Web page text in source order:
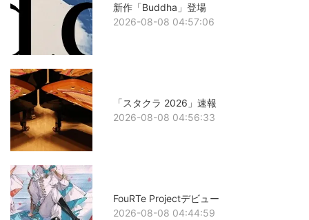
新作「Buddha」登場
2026-08-08 04:57:06
「スタクラ 2026」速報
2026-08-08 04:56:33
FouRTe Projectデビュー
2026-08-08 04:44:59